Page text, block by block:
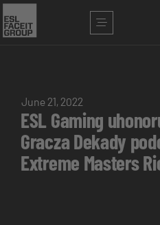
June 21, 2022
ESL Gaming
Gracza Dekady
Extreme Masters